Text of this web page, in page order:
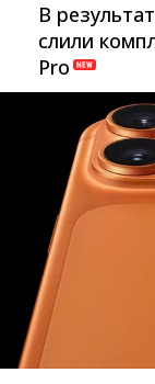
В
слили
Pro